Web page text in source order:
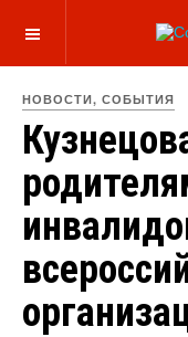
НОВОСТИ, СОБЫТИЯ